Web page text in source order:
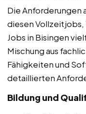
Die Anforderungen
diesen
Jobs in Bisingen
Mischung aus
Fähigkeiten und
detaillierten
Bildung und